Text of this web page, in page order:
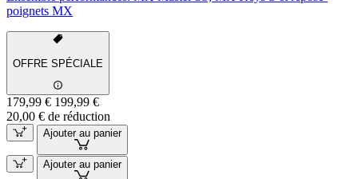
poignets MX
OFFRE SPÉCIALE
179,99 € 199,99 €
20,00 € de réduction
Ajouter au panier
Ajouter au panier